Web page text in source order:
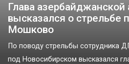
Глава азербайджанской
высказался о стрельбе
Мошково
По поводу стрельбы сотрудника
под Новосибирском высказался